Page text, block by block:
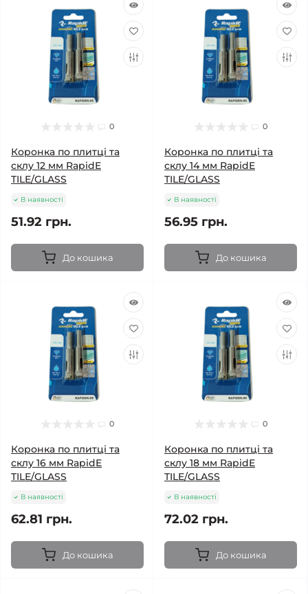
0
Коронка по плитці та
склу 12 мм RapidE
TILE/GLASS
В наявності
51.92 грн.
До кошика
0
Коронка по плитці та
склу 14 мм RapidE
TILE/GLASS
В наявності
56.95 грн.
До кошика
0
Коронка по плитці та
склу 16 мм RapidE
TILE/GLASS
В наявності
62.81 грн.
До кошика
0
Коронка по плитці та
склу 18 мм RapidE
TILE/GLASS
В наявності
72.02 грн.
До кошика